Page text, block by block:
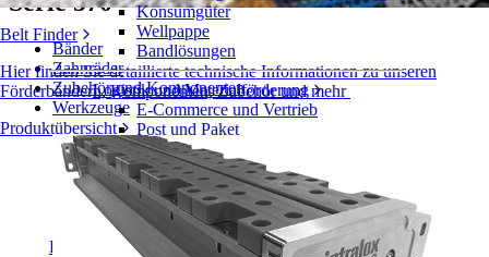
Belt Finder
Hier finden Sie detaillierte technische Informationen zu unseren
Förderbändern, Komponenten, Zubehör und mehr
Produktübersicht
Konsumgüter
Wellpappe
Bandlösungen
Logistik und Materialförderung
E-Commerce und Vertrieb
Post und Paket
Reifen- und Automobilindustrie
Reifen
Automobilindustrie
EV-Batterien
Industrieproduktion
Branchenübersicht
Bänder
Zahnräder
Zubehör und Komponenten
Werkzeuge